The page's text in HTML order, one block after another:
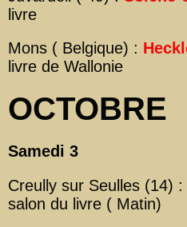
livre
Mons ( Belgique) :
livre de Wallonie
OCTOBRE
Samedi 3
Creully sur Seulles (14) :
salon du livre ( Matin)